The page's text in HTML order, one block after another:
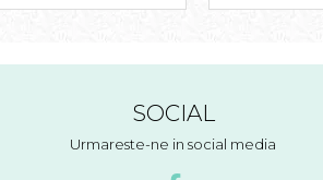
SOCIAL
Urmareste-ne in social media